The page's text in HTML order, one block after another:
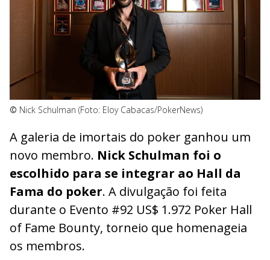
© Nick Schulman (Foto: Eloy Cabacas/PokerNews)
A galeria de imortais do poker ganhou um
novo membro. Nick Schulman foi o
escolhido para se integrar ao Hall da
Fama do poker. A divulgação foi feita
durante o Evento #92 US$ 1.972 Poker Hall
of Fame Bounty, torneio que homenageia
os membros.